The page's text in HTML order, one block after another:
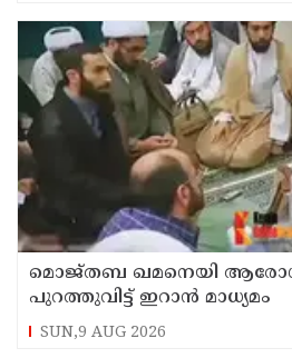
മൊജ്തബ ഖമനെയി
പുറത്തുവിട്ട് ഇറാന്‍ മാധ്യമം
SUN,9 AUG 2026